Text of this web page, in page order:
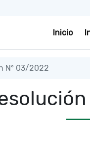
Inicio
Nº 03/2022